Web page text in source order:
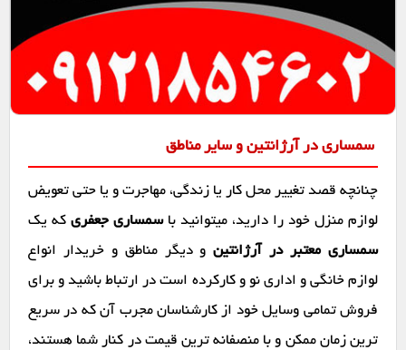
سمساری در آرژانتین و سایر مناطق
چنانچه قصد تغییر محل کار یا زندگی، مهاجرت و یا حتی تعویض
لوازم منزل خود را دارید، میتوانید باسمساری جعفری که یک
سمساری معتبر در آرژانتینو دیگر مناطق و خریدار انواع
لوازم خانگی و اداری نو و کارکرده است در ارتباط باشید و برای
فروش تمامی وسایل خود از کارشناسان مجرب آن که در سریع
ترین زمان ممکن و با منصفانه ترین قیمت در کنار شما هستند،